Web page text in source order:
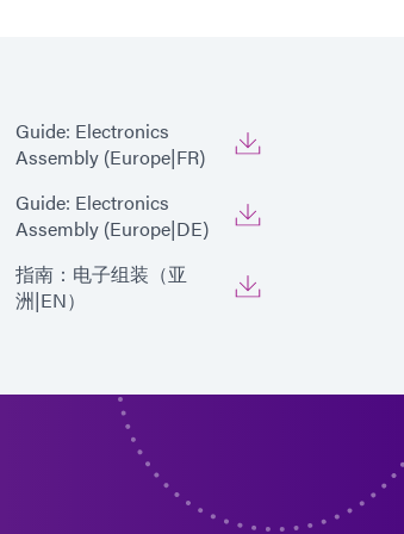
Guide: Electronics
Assembly (Europe|FR)
Guide: Electronics
Assembly (Europe|DE)
指南：电子组装（亚
洲|EN）